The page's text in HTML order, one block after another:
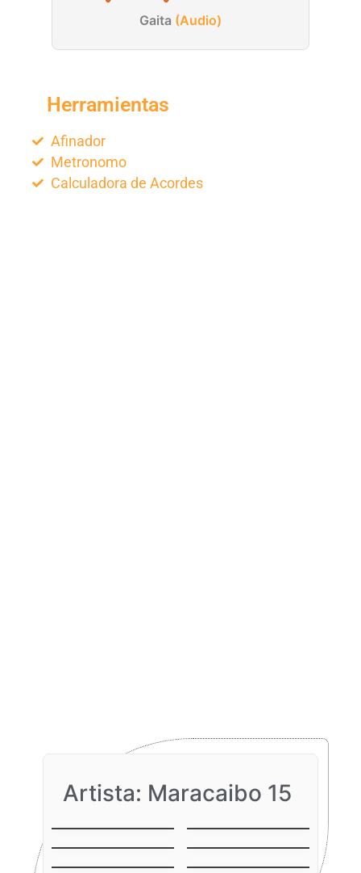
Gaita (Audio)
Herramientas
Afinador
Metronomo
Calculadora de Acordes
Artista: Maracaibo 15
Amparito
Pa’ que Luis
La Moza
Tamunangue
18 de Noviembre
Amigo